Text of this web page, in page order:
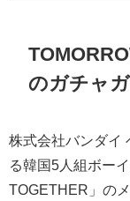
のガチャ
株式会社バンダイ
る韓国5人組ボー
TOGETHER」の